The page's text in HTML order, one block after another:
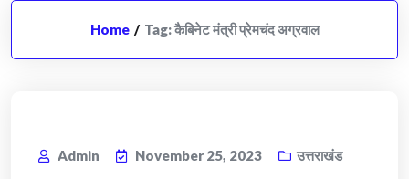
Home / Tag:कैबिनेट मंत्री प्रेमचंद अग्रवाल
Admin November 25, 2023 उत्तराखंड